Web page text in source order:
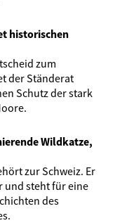
historischen
zum
der Ständerat
Schutz der stark
Wildkatze,
zur Schweiz. Er
und steht für eine
des